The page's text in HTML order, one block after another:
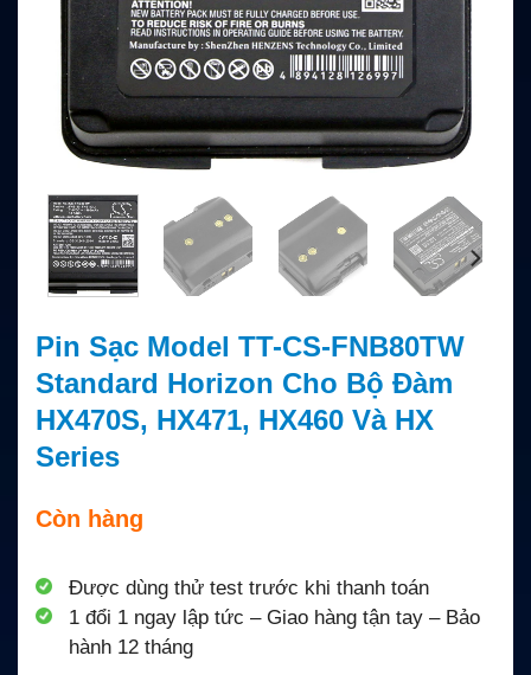
Pin Sạc Model TT-CS-FNB80TW
Standard Horizon Cho Bộ Đàm
HX470S, HX471, HX460 Và HX
Series
Còn hàng
Được dùng thử test trước khi thanh toán
1 đổi 1 ngay lập tức – Giao hàng tận tay – Bảo
hành 12 tháng